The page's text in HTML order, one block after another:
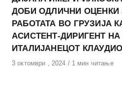
ДОБИ ОДЛИЧНИ ОЦЕНКИ
РАБОТАТА ВО ГРУЗИЈА
АСИСТЕНТ-ДИРИГЕНТ НА
ИТАЛИЈАНЕЦОТ
Објавено
3 октомври , 2024 1 мин читање